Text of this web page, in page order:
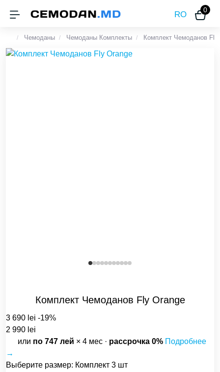
RO
0
Чемоданы Чемоданы Комплекты Комплект Чемоданов Fly
Комплект Чемоданов Fly Orange
3 690 lei -19%
2 990 lei
или по 747 лей × 4 мес · рассрочка 0% Подробнее
→
Выберите размер: Комплект 3 шт